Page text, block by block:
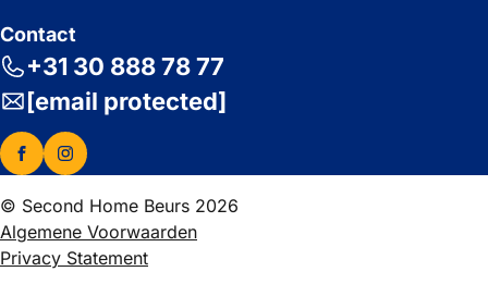
Contact
+31 30 888 78 77
[email protected]
© Second Home Beurs 2026
Algemene Voorwaarden
Privacy Statement